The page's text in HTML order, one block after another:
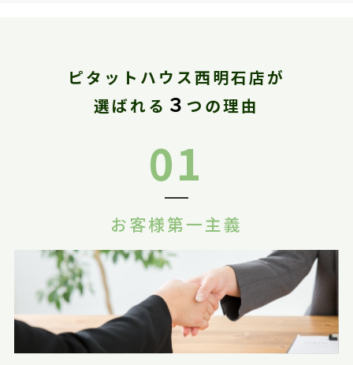
ピタットハウス西明石店が
選ばれる ３ つの理由
01
お客様第一主義